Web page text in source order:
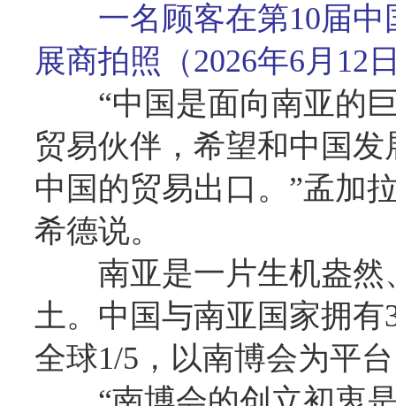
一名顾客在第10届
展商拍照（2026年6月12
“中国是面向南亚的
贸易伙伴，希望和中国
中国的贸易出口。”孟加
希德说。
南亚是一片生机盎
土。中国与南亚国家拥有
全球1/5，以南博会为平